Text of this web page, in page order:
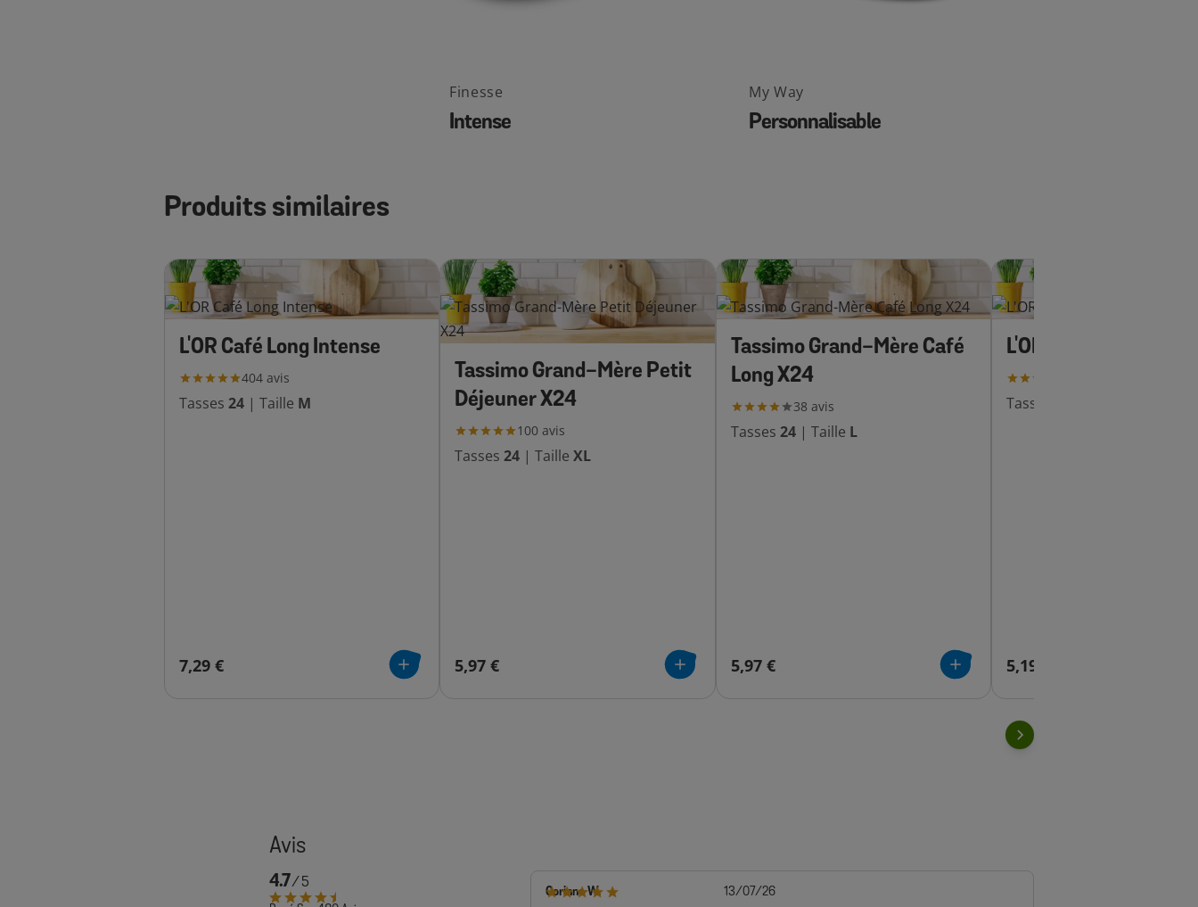
Finesse
Intense
My Way
Personnalisable
Produits similaires
L'OR Café Long Intense
404 avis
Tasses 24 | Taille M
7,29 €
Tassimo Grand-Mère Petit
Déjeuner X24
100 avis
Tasses 24 |Taille XL
5,97 €
Tassimo Grand-Mère Café
Long X24
38 avis
Tasses 24| Taille L
5,97 €
L'OR Café Long
Tasses
5,19 €
4.7
Corinne W.
Date
13/07/26